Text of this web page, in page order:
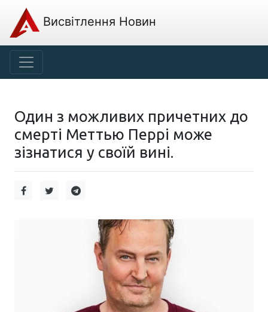
Висвітлення Новин
Один з можливих причетних до
смерті Меттью Перрі може
зізнатися у своїй вині.